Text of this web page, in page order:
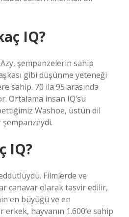
IQ?
şempanzelerin sahip
gibi düşünme yeteneği
sahip. 70 ila 95 arasında
Ortalama insan IQ’su
Washoe, üstün dil
IQ?
Filmlerde ve
canavar olarak tasvir edilir,
en büyüğü ve en
hayvanın 1.600’e sahip